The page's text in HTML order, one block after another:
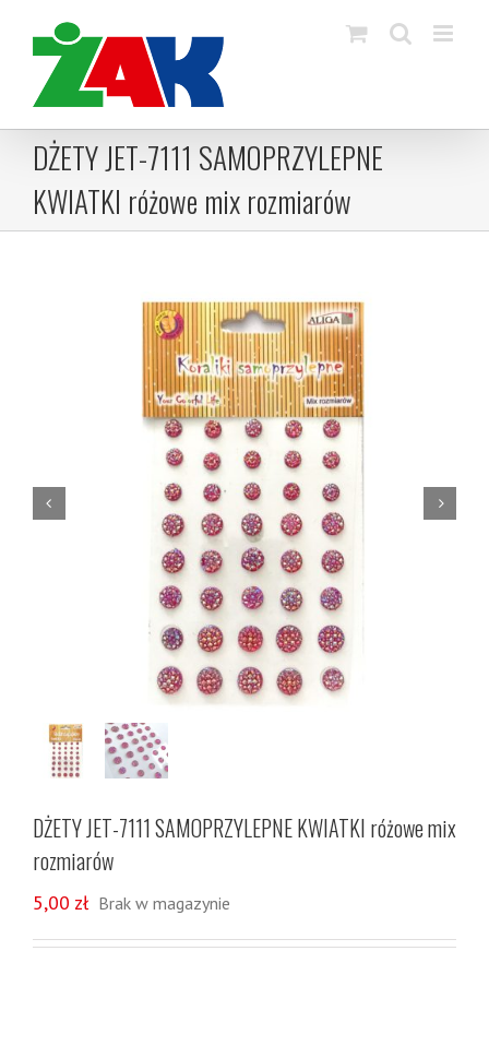
content
DŻETY JET-7111 SAMOPRZYLEPNE
KWIATKI różowe mix rozmiarów
 
DŻETY JET-7111 SAMOPRZYLEPNE KWIATKI różowe mix
rozmiarów
5,00 zł Brak w magazynie